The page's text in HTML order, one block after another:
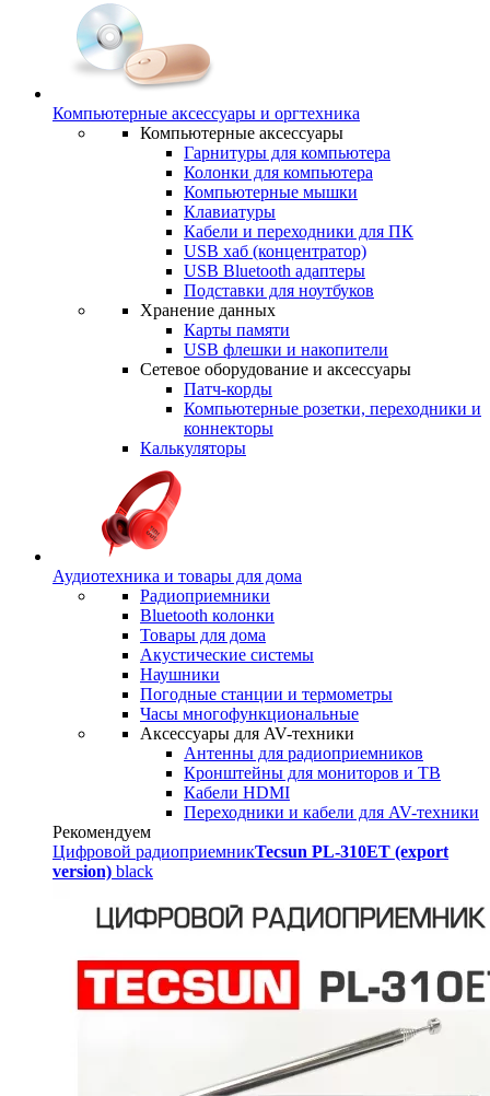
Компьютерные аксессуары и оргтехника
Компьютерные аксессуары
Гарнитуры для компьютера
Колонки для компьютера
Компьютерные мышки
Клавиатуры
Кабели и переходники для ПК
USB хаб (концентратор)
USB Bluetooth адаптеры
Подставки для ноутбуков
Хранение данных
Карты памяти
USB флешки и накопители
Сетевое оборудование и аксессуары
Патч-корды
Компьютерные розетки, переходники и
коннекторы
Калькуляторы
Аудиотехника и товары для дома
Радиоприемники
Bluetooth колонки
Товары для дома
Акустические системы
Наушники
Погодные станции и термометры
Часы многофункциональные
Аксессуары для AV-техники
Антенны для радиоприемников
Кронштейны для мониторов и ТВ
Кабели HDMI
Переходники и кабели для AV-техники
Рекомендуем
Цифровой радиоприемникTecsun PL-310ET (export
version) black